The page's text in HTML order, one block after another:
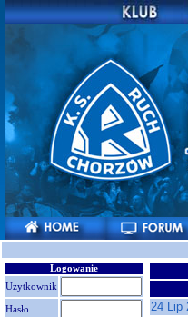
Logowanie
Użytkownik
Hasło
24 Lip